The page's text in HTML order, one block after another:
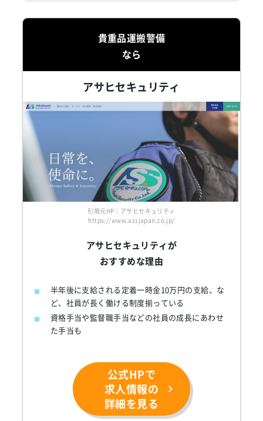
貴重品運搬警備
なら
アサヒセキュリティ
引用元HP：アサヒセキュリティ
https://www.assjapan.co.jp/
アサヒセキュリティが
おすすめな理由
半年後に支給される定着一時金10万円の支給、な
ど、社員が長く働ける制度揃っている
資格手当や監督職手当などの社員の成長にあわせ
た手当も
公式HPで
求人情報の
詳細を見る